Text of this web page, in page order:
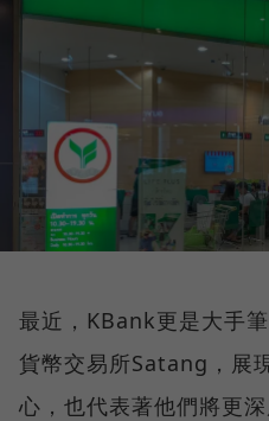
最近，KBank更是大手
貨幣交易所Satang，展
心，也代表著他們將更